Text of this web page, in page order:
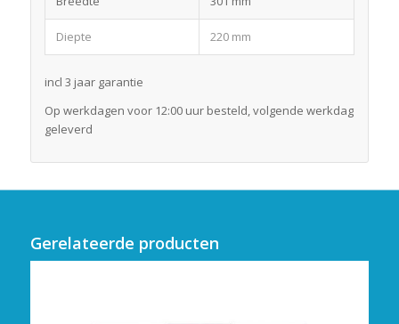
Diepte 220 mm
incl 3 jaar garantie
Op werkdagen voor 12:00 uur besteld, volgende werkdag
geleverd
Gerelateerde producten